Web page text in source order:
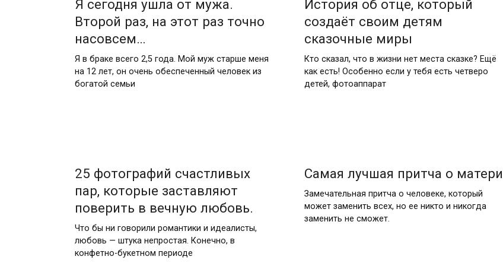
Я сегодня ушла от мужа.
Второй раз, на этот раз точно
насовсем…
Я в браке всего 2,5 года. Мой муж старше меня
на 12 лет, он очень обеспеченный человек из
богатой семьи
История об отце, который
создаёт своим детям
сказочные миры
Кто сказал, что в жизни нет места сказке? Ещё
как есть! Особенно если у тебя есть четверо
детей, фотоаппарат
25 фотографий счастливых
пар, которые заставляют
поверить в вечную любовь.
Что бы ни говорили романтики и идеалисты,
любовь — штука непростая. Конечно, в
конфетно-букетном периоде
Самая лучшая притча о матери
Замечательная притча о человеке, который
может заменить всех, но ее никто и никогда
заменить не сможет.